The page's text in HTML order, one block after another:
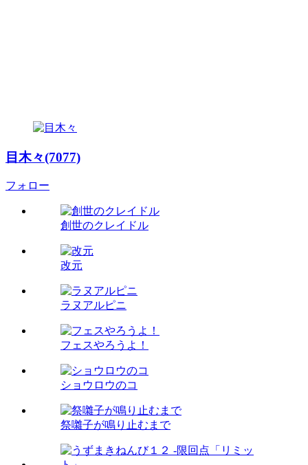
目木々(7077)
フォロー
創世のクレイドル
改元
ラヌアルピニ
フェスやろうよ！
ショウロウのコ
祭囃子が鳴り止むまで